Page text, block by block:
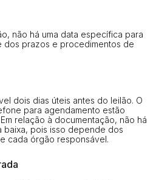
não há uma data específica para
dos prazos e procedimentos de
dois dias úteis antes do leilão. O
para agendamento estão
relação à documentação, não há
baixa, pois isso depende dos
cada órgão responsável.